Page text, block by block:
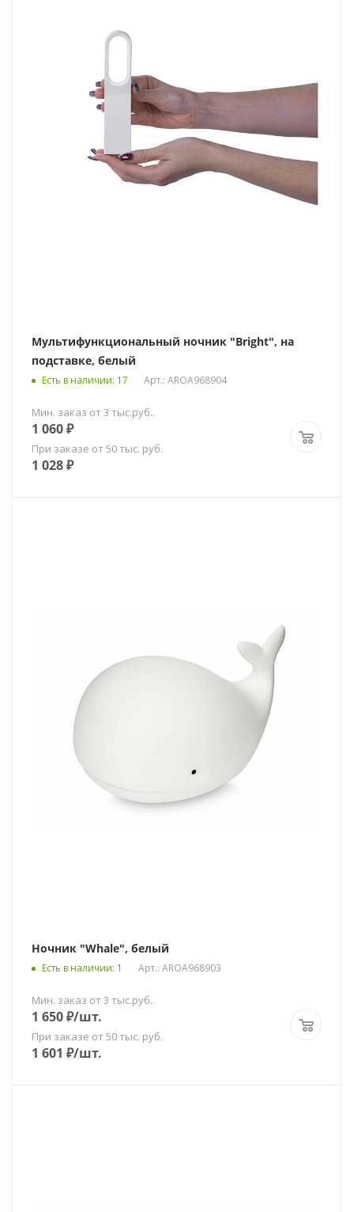
Мультифункциональный ночник "Bright", на
подставке, белый
Есть в наличии: 17 Арт.: AROA968904
Мин. заказ от 3 тыс.руб..
1 060₽
При заказе от 50 тыс. руб.
1 028₽
Ночник "Whale", белый
Есть в наличии: 1 Арт.: AROA968903
Мин. заказ от 3 тыс.руб..
1 650₽/шт.
При заказе от 50 тыс. руб.
1 601 ₽/шт.